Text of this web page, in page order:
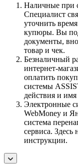
Наличные при
Специалист
уточнить
купюры. Вы
документы,
товар и чек.
Безналичный
интернет-
оплатить
системы
действия и имя
Электронные
WebMoney и
система
сервиса.
инструкции.